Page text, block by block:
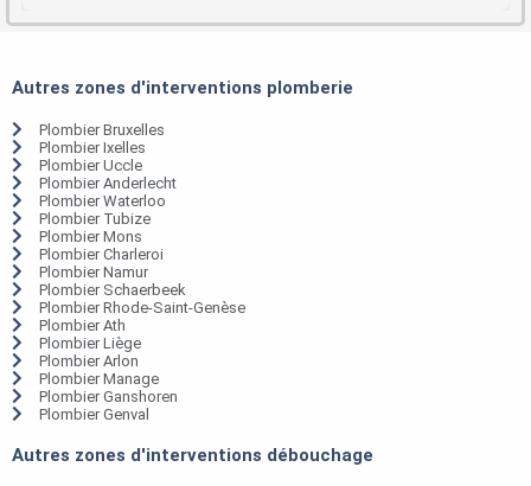
Autres zones d'interventions plomberie
Plombier Bruxelles
Plombier Ixelles
Plombier Uccle
Plombier Anderlecht
Plombier Waterloo
Plombier Tubize
Plombier Mons
Plombier Charleroi
Plombier Namur
Plombier Schaerbeek
Plombier Rhode-Saint-Genèse
Plombier Ath
Plombier Liège
Plombier Arlon
Plombier Manage
Plombier Ganshoren
Plombier Genval
Autres zones d'interventions débouchage